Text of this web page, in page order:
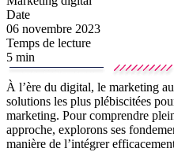
Date
06 novembre 2023
Temps de lecture
5 min
À l’ère du digital, le marketing
solutions les plus plébiscitées
marketing. Pour comprendre
approche, explorons ses
manière de l’intégrer